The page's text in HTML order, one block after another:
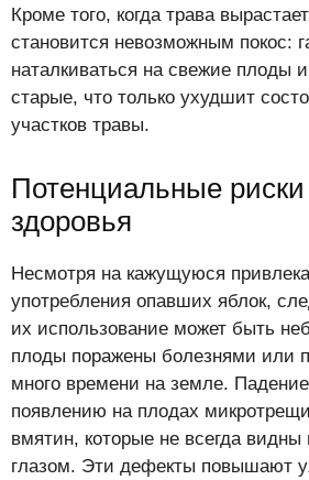
Кроме того, когда трава
становится невозможным покос:
наталкиваться на свежие плоды
старые, что только ухудшит
участков травы.
Потенциальные
здоровья
Несмотря на кажущуюся
употребления опавших яблок,
их использование может быть
плоды поражены болезнями или
много времени на земле.
появлению на плодах
вмятин, которые не всегда
глазом. Эти дефекты повышают